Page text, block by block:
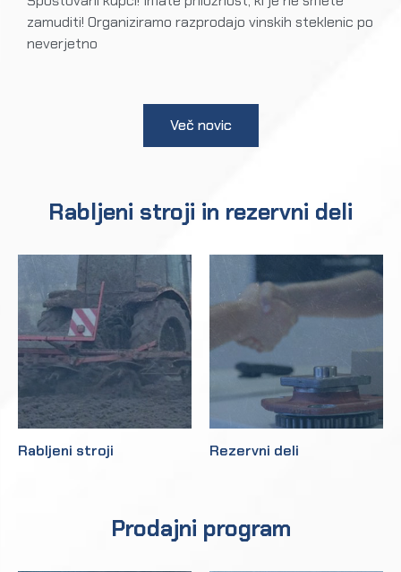
zamuditi! Organiziramo razprodajo vinskih steklenic po
neverjetno
Več novic
Rabljeni stroji in rezervni deli
Rabljeni stroji Rezervni deli
Prodajni program